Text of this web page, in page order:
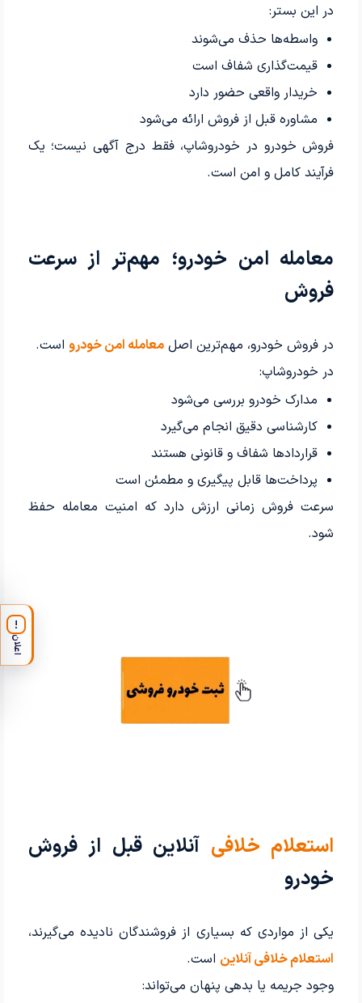
در این بستر:
واسطه‌ها حذف می‌شوند
قیمت‌گذاری شفاف است
خریدار واقعی حضور دارد
مشاوره قبل از فروش ارائه می‌شود
فروش خودرو در خودروشاپ، فقط درج آگهی نیست؛ یک
فرآیند کامل و امن است.
معامله امن خودرو؛ مهم‌تر از سرعت
فروش
در فروش خودرو، مهم‌ترین اصل معامله امن خودرو است.
در خودروشاپ:
مدارک خودرو بررسی می‌شود
کارشناسی دقیق انجام می‌گیرد
قراردادها شفاف و قانونی هستند
پرداخت‌ها قابل پیگیری و مطمئن است
سرعت فروش زمانی ارزش دارد که امنیت معامله حفظ
شود.
استعلام خلافی آنلاین قبل از فروش
خودرو
یکی از مواردی که بسیاری از فروشندگان نادیده می‌گیرند،
استعلام خلافی آنلاین است.
وجود جریمه یا بدهی پنهان می‌تواند:
!
اعلان